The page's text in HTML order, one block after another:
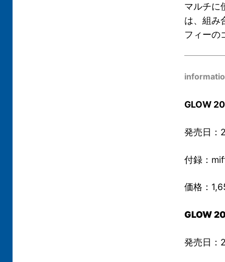
マルチに
は、組み
フィーの
GLOW
発売日：
付録：
価格：
GLOW
発売日：